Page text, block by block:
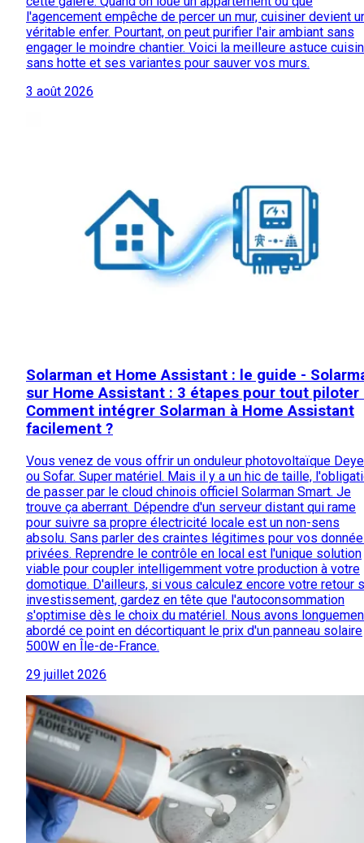
l'agencement empêche de percer un mur, cuisiner devient
véritable enfer. Pourtant, on peut purifier l'air ambiant sans
engager le moindre chantier. Voici la meilleure astuce
sans hotte et ses variantes pour sauver vos murs.
3 août 2026
Solarman et Home Assistant : le guide -
sur Home Assistant : 3 étapes pour tout piloter
Comment intégrer Solarman à Home Assistant
facilement ?
Vous venez de vous offrir un onduleur photovoltaïque Deye
ou Sofar. Super matériel. Mais il y a un hic de taille,
de passer par le cloud chinois officiel Solarman Smart. Je
trouve ça aberrant. Dépendre d'un serveur distant qui rame
pour suivre sa propre électricité locale est un non-sens
absolu. Sans parler des craintes légitimes pour vos
privées. Reprendre le contrôle en local est l'unique solution
viable pour coupler intelligemment votre production à votre
domotique. D'ailleurs, si vous calculez encore votre retour
investissement, gardez en tête que l'autoconsommation
s'optimise dès le choix du matériel. Nous avons
abordé ce point en décortiquant le prix d'un panneau solaire
500W en Île-de-France.
29 juillet 2026